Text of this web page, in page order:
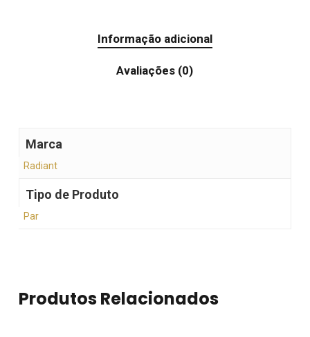
Informação adicional
Avaliações (0)
Marca
Radiant
Tipo de Produto
Par
Produtos Relacionados